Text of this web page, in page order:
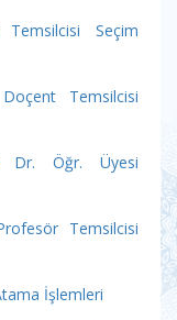
Seçim
Temsilcisi
Dr. Öğr. Üyesi
Temsilcisi
İşlemleri